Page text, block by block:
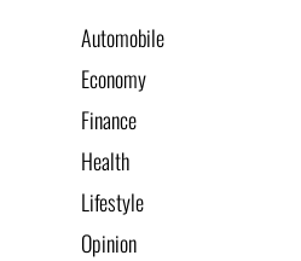
Automobile
Economy
Finance
Health
Lifestyle
Opinion